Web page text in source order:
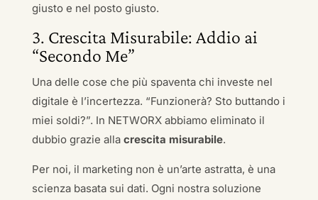
giusto e nel posto giusto.
3. Crescita Misurabile: Addio ai
“Secondo Me”
Una delle cose che più spaventa chi investe nel
digitale è l’incertezza. “Funzionerà? Sto buttando i
miei soldi?”. In NETWORX abbiamo eliminato il
dubbio grazie alla crescita misurabile.
Per noi, il marketing non è un’arte astratta, è una
scienza basata sui dati. Ogni nostra soluzione